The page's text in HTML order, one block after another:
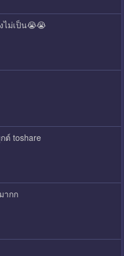
ไม่เป็น😭😭
ต์ toshare
ากก